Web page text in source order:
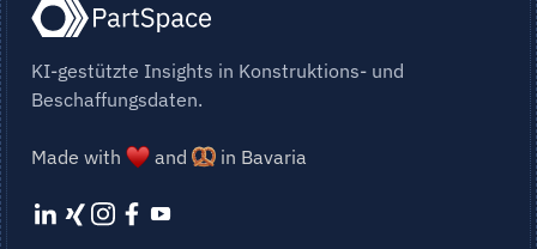
KI-gestützte Insights in Konstruktions- und
Beschaffungsdaten.
Made with and in Bavaria